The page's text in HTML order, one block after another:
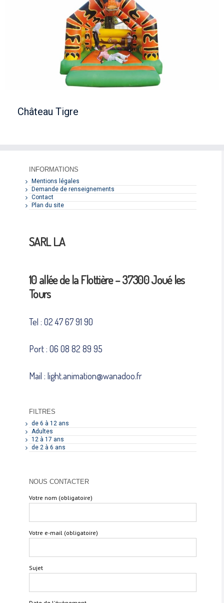
Château Tigre
INFORMATIONS
Mentions légales
Demande de renseignements
Contact
Plan du site
SARL L.A
10 allée de la Flottière – 37300 Joué les
Tours
Tel : 02 47 67 91 90
Port : 06 08 82 89 95
Mail : light.animation@wanadoo.fr
FILTRES
de 6 à 12 ans
Adultes
12 à 17 ans
de 2 à 6 ans
NOUS CONTACTER
Votre nom (obligatoire)
Votre e-mail (obligatoire)
Sujet